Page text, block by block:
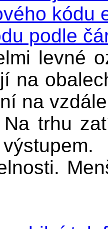
kódu
podle
levné
na
na
Na trhu